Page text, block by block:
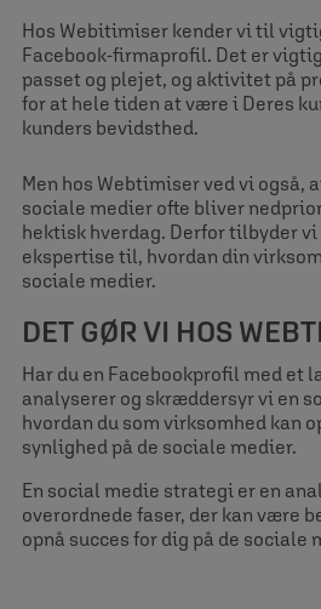
Hos Webitimiser kender vi til
Facebook-firmaprofil. Det er
passet og plejet, og aktivitet på
for at hele tiden at være i Deres
kunders bevidsthed.
Men hos Webtimiser ved vi også,
sociale medier ofte bliver
hektisk hverdag. Derfor tilbyder
ekspertise til, hvordan din
sociale medier.
DET GØR VI HOS
Har du en Facebookprofil med et
analyserer og skræddersyr vi en
hvordan du som virksomhed kan
synlighed på de sociale medier.
En social medie strategi er en
overordnede faser, der kan være
opnå succes for dig på de sociale